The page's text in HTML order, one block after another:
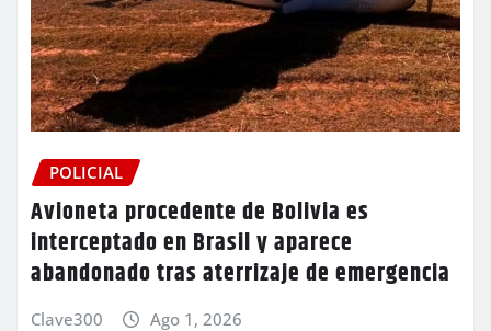
POLICIAL
Avioneta procedente de Bolivia es
interceptado en Brasil y aparece
abandonado tras aterrizaje de emergencia
Clave300 Ago 1, 2026